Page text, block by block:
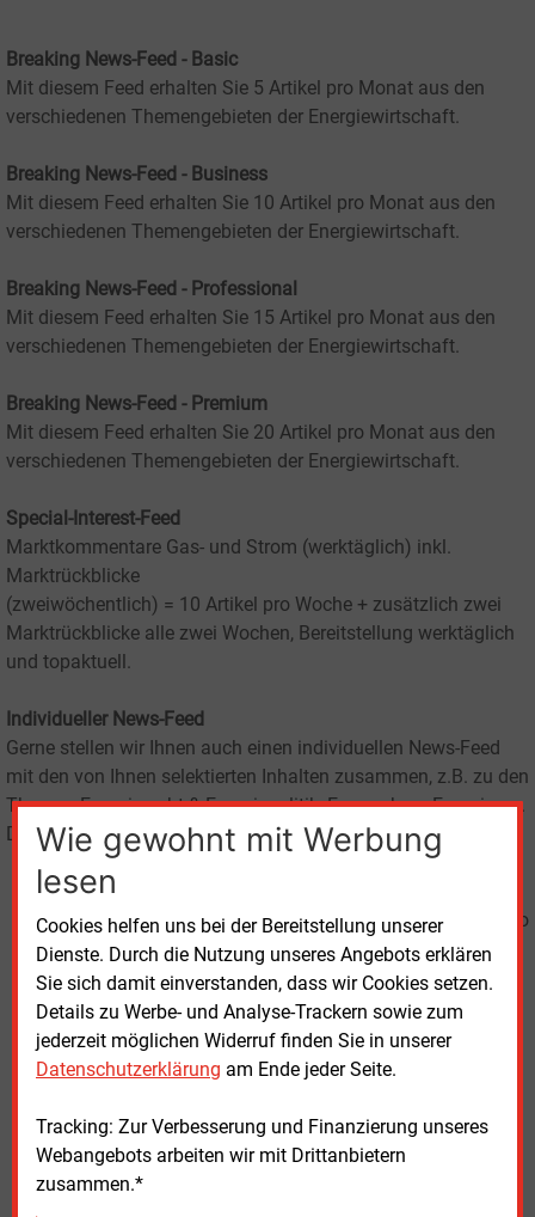
Wie gewohnt mit Werbung
lesen
Cookies helfen uns bei der Bereitstellung unserer
Dienste. Durch die Nutzung unseres Angebots erklären
Sie sich damit einverstanden, dass wir Cookies setzen.
Details zu Werbe- und Analyse-Trackern sowie zum
jederzeit möglichen Widerruf finden Sie in unserer
Datenschutzerklärung am Ende jeder Seite.
Tracking: Zur Verbesserung und Finanzierung unseres
Webangebots arbeiten wir mit Drittanbietern
zusammen.*
Breaking News-Feed - Basic
Mit diesem Feed erhalten Sie 5 Artikel pro Monat aus den
verschiedenen Themengebieten der Energiewirtschaft.
Breaking News-Feed - Business
Mit diesem Feed erhalten Sie 10 Artikel pro Monat aus den
verschiedenen Themengebieten der Energiewirtschaft.
Breaking News-Feed - Professional
Mit diesem Feed erhalten Sie 15 Artikel pro Monat aus den
verschiedenen Themengebieten der Energiewirtschaft.
Breaking News-Feed - Premium
Mit diesem Feed erhalten Sie 20 Artikel pro Monat aus den
verschiedenen Themengebieten der Energiewirtschaft.
Special-Interest-Feed
Marktkommentare Gas- und Strom (werktäglich) inkl.
Marktrückblicke
(zweiwöchentlich) = 10 Artikel pro Woche + zusätzlich zwei
Marktrückblicke alle zwei Wochen, Bereitstellung werktäglich
und topaktuell.
Individueller News-Feed
Gerne stellen wir Ihnen auch einen individuellen News-Feed
mit den von Ihnen selektierten Inhalten zusammen, z.B. zu den
Themen Energierecht & Energiepolitik, Erneuerbare Energien o.
Dergl.
an der Contiago
Content Cloud
ist, dass die
einzelnen
Artikel aus den
einem
Mausklick